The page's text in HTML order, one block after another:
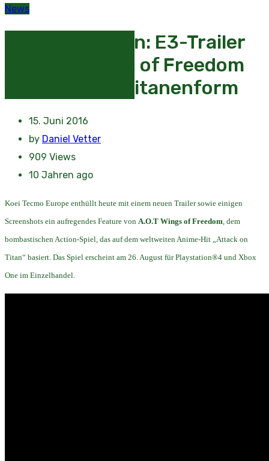
News
Attack on Titan: E3-Trailer
zu A.O.T Wings of Freedom
zeigt Eren in Titanenform
15. Juni 2016
by Daniel Vetter
909 Views
10 Jahren ago
Koei Tecmo Europe enthüllt heute mit einem neuen Trailer sowie einigen
Screenshots ein aufregendes Feature von A.O.T Wings of Freedom , dem
bombastischen Action-Spiel, das auf dem weltweiten Anime-Hit „Attack on
Titan“ basiert. Das Spiel erscheint am 26. August für Playstation®4 und Xbox
One im Einzelhandel.